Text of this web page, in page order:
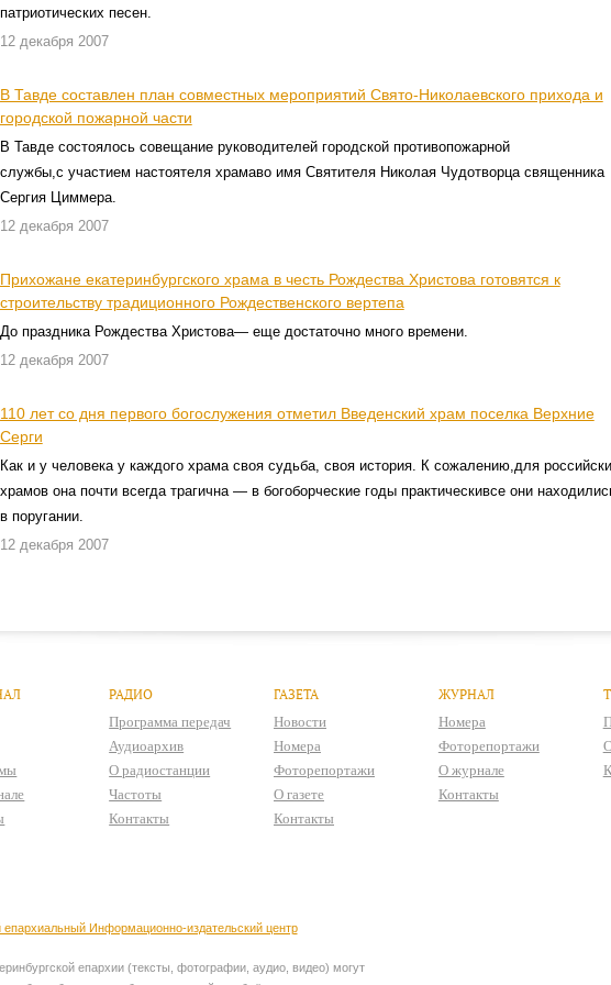
патриотических песен.
12 декабря 2007
В Тавде составлен план совместных мероприятий Свято-Николаевского прихода и
городской пожарной части
В Тавде состоялось совещание руководителей городской противопожарной
службы,с участием настоятеля храмаво имя Святителя Николая Чудотворца священника
Сергия Циммера.
12 декабря 2007
Прихожане екатеринбургского храма в честь Рождества Христова готовятся к
строительству традиционного Рождественского вертепа
До праздника Рождества Христова— еще достаточно много времени.
12 декабря 2007
110 лет со дня первого богослужения отметил Введенский храм поселка Верхние
Серги
Как и у человека у каждого храма своя судьба, своя история. К сожалению,для
храмов она почти всегда трагична — в богоборческие годы практическивсе они
в поругании.
12 декабря 2007
РАДИО
Программа передач
Аудиоархив
О радиостанции
Частоты
Контакты
ГАЗЕТА
Новости
Номера
Фоторепортажи
О газете
Контакты
ЖУРНАЛ
Номера
Фоторепортажи
О журнале
Контакты
епархиальный Информационно-издательский центр
епархии (тексты, фотографии, аудио, видео) могут